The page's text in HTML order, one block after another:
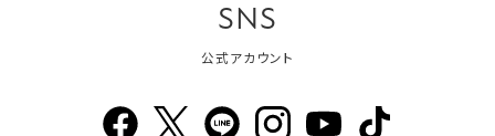
SNS
公式アカウント